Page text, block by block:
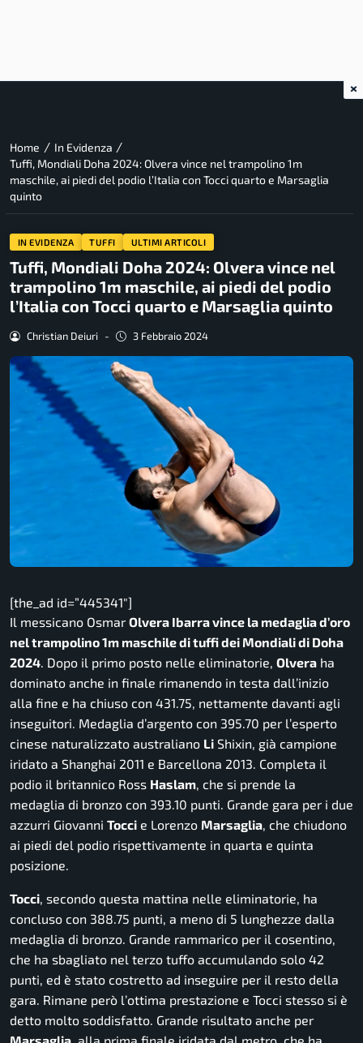
Home / In Evidenza /
Tuffi, Mondiali Doha 2024: Olvera vince nel trampolino 1m
maschile, ai piedi del podio l’Italia con Tocci quarto e Marsaglia
quinto
IN EVIDENZA TUFFI ULTIMI ARTICOLI
Tuffi, Mondiali Doha 2024: Olvera vince nel
trampolino 1m maschile, ai piedi del podio
l’Italia con Tocci quarto e Marsaglia quinto
Christian Deiuri - 3 Febbraio 2024
[the_ad id=”445341″]
Il messicano Osmar Olvera Ibarra vince la medaglia d’oro
nel trampolino 1m maschile di tuffi dei Mondiali di Doha
2024. Dopo il primo posto nelle eliminatorie, Olvera ha
dominato anche in finale rimanendo in testa dall’inizio
alla fine e ha chiuso con 431.75, nettamente davanti agli
inseguitori. Medaglia d’argento con 395.70 per l’esperto
cinese naturalizzato australiano Li Shixin, già campione
iridato a Shanghai 2011 e Barcellona 2013. Completa il
podio il britannico Ross Haslam, che si prende la
medaglia di bronzo con 393.10 punti. Grande gara per i due
azzurri Giovanni Tocci e Lorenzo Marsaglia, che chiudono
ai piedi del podio rispettivamente in quarta e quinta
posizione.
Tocci, secondo questa mattina nelle eliminatorie, ha
concluso con 388.75 punti, a meno di 5 lunghezze dalla
medaglia di bronzo. Grande rammarico per il cosentino,
che ha sbagliato nel terzo tuffo accumulando solo 42
punti, ed è stato costretto ad inseguire per il resto della
gara. Rimane però l’ottima prestazione e Tocci stesso si è
detto molto soddisfatto. Grande risultato anche per
×